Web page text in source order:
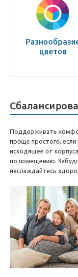
цветов
Поддерживать
проще простого,
исходящее от
по помещению.
наслаждайтесь